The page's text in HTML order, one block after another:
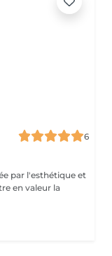
6
en valeur la